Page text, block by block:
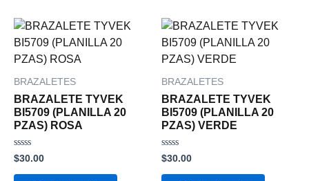
BRAZALETES
BRAZALETE TYVEK
BI5709 (PLANILLA 20
PZAS) ROSA
Valorado
con
0
$30.00
BRAZALETES
BRAZALETE TYVEK
BI5709 (PLANILLA 20
PZAS) VERDE
Valorado
con
0
$30.00